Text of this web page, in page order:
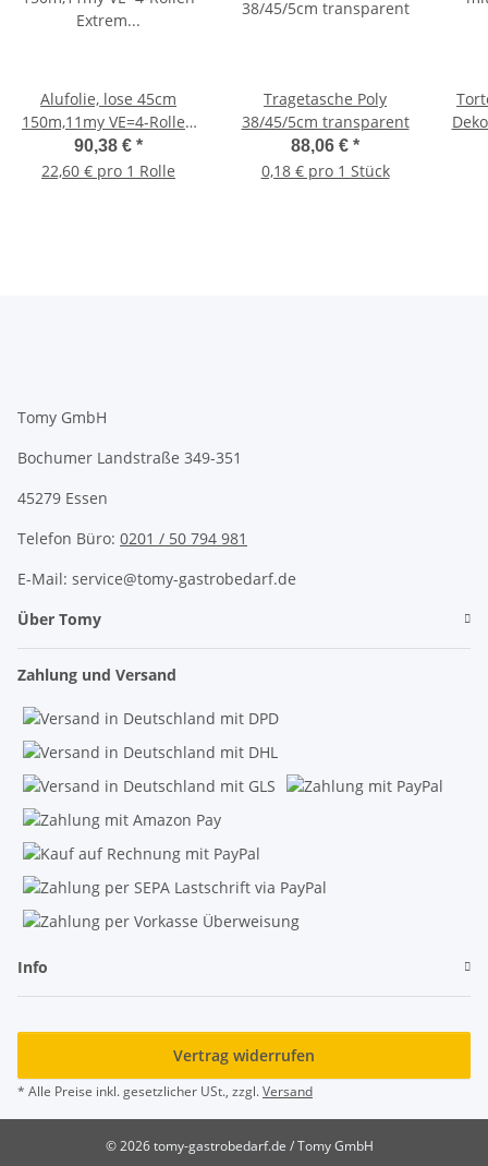
Alufolie, lose 45cm
150m,11my VE=4-Rollen
Extrem reißfest und
hitzebeständig
90,38 € *
22,60 € pro 1 Rolle
Tragetasche Poly
38/45/5cm transparent
88,06 € *
0,18 € pro 1 Stück
Dekor
Tomy GmbH
Bochumer Landstraße 349-351
45279 Essen
Telefon Büro: 0201 / 50 794 981
E-Mail: service@tomy-gastrobedarf.de
Über Tomy
Zahlung und Versand
Info
Vertrag widerrufen
* Alle Preise inkl. gesetzlicher USt., zzgl.Versand
© 2026 tomy-gastrobedarf.de / Tomy GmbH